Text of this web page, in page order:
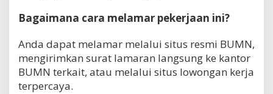
Bagaimana cara melamar pekerjaan ini?
Anda dapat melamar melalui situs resmi BUMN,
mengirimkan surat lamaran langsung ke kantor
BUMN terkait, atau melalui situs lowongan kerja
terpercaya.